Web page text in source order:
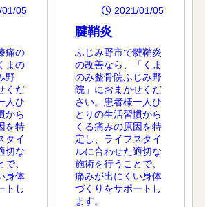
01/05
痛の
まの
野
くだ
人ひ
から
を特
タイ
切な
、
身体
トし
2021/01/05
腱鞘炎
ふじみ野市で腱鞘炎
の改善なら、「くま
のみ整骨院ふじみ野
院」におまかせくだ
さい。患者様一人ひ
とりの生活習慣から
くる痛みの原因を特
定し、ライフスタイ
ルに合わせた適切な
施術を行うことで、
痛みが出にくい身体
づくりをサポートし
ます。